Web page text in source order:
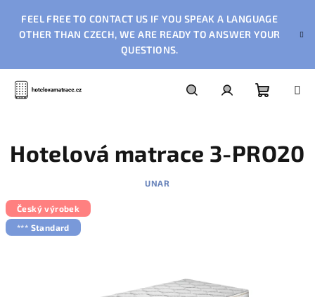
obsah
FEEL FREE TO CONTACT US IF YOU SPEAK A LANGUAGE
OTHER THAN CZECH, WE ARE READY TO ANSWER YOUR
QUESTIONS.
košík
Hotelová matrace 3-PRO20
UNAR
Český výrobek
*** Standard